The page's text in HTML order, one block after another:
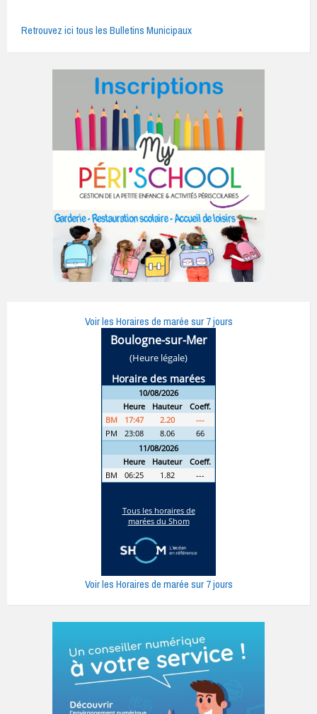
Retrouvez ici tous les Bulletins Municipaux
Voir les Horaires de marée sur 7 jours
Voir les Horaires de marée sur 7 jours